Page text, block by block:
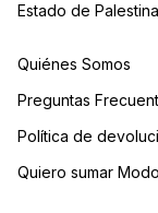
Estado de
Quiénes Somos
Preguntas
Política de
Quiero sumar